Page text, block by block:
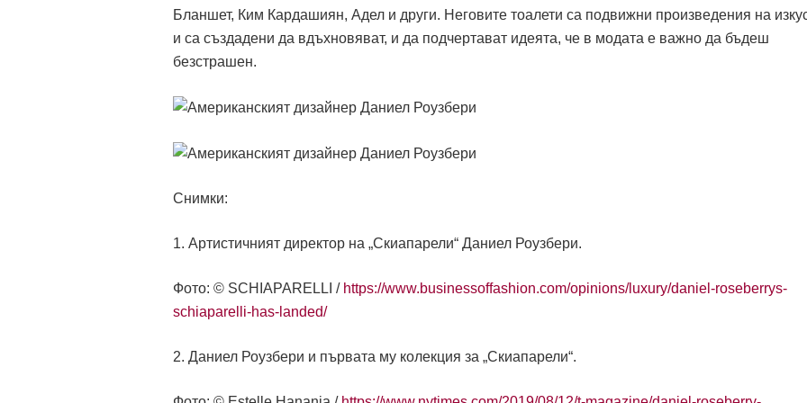
Бланшет, Ким Кардашиян, Адел и други. Неговите тоалети са подвижни произведения на
и са създадени да вдъхновяват, и да подчертават идеята, че в модата е важно да бъдеш
безстрашен.
Снимки:
1. Артистичният директор на „Скиапарели“ Даниел Роузбери.
Фото: © SCHIAPARELLI / https://www.businessoffashion.com/opinions/luxury/daniel-roseberrys-
schiaparelli-has-landed/
2. Даниел Роузбери и първата му колекция за „Скиапарели“.